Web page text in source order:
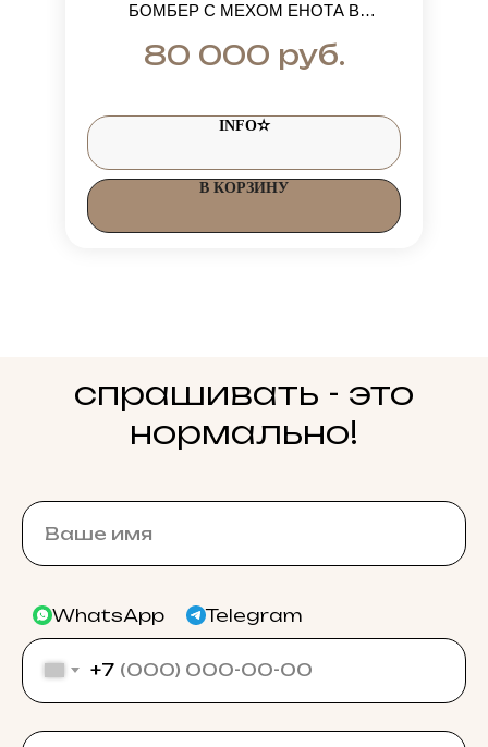
БОМБЕР С МЕХОМ ЕНОТА В
80 000 руб.
INFO✫
В КОРЗИНУ
спрашивать - это
нормально!
WhatsApp Telegram
+7